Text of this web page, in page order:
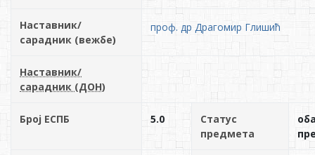
Наставник/
сарадник (вежбе)
проф. др Драгомир Глишић
Наставник/
сарадник (ДОН)
Број ЕСПБ 5.0
Статус
предмета